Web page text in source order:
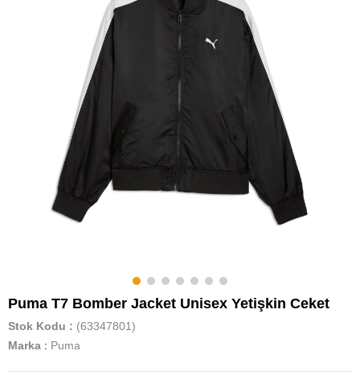
Puma T7 Bomber Jacket Unisex Yetişkin Ceket
Stok Kodu
(63347801)
Marka : Puma